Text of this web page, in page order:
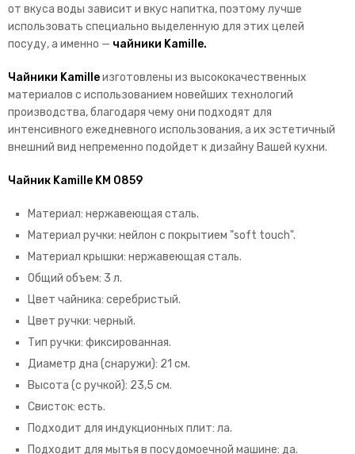
от вкуса воды зависит и вкус напитка, поэтому лучше
использовать специально выделенную для этих целей
посуду, а именно — чайники Kamille.
Чайники Kamilleизготовлены из высококачественных
материалов с использованием новейших технологий
производства, благодаря чему они подходят для
интенсивного ежедневного использования, а их эстетичный
внешний вид непременно подойдет к дизайну Вашей кухни.
Чайник Kamille KM 0859
Материал: нержавеющая сталь.
Материал ручки: нейлон с покрытием "soft touch".
Материал крышки: нержавеющая сталь.
Общий объем: 3 л.
Цвет чайника: серебристый.
Цвет ручки: черный.
Тип ручки: фиксированная.
Диаметр дна (снаружи): 21 см.
Высота (с ручкой): 23,5 см.
Свисток: есть.
Подходит для индукционных плит: ла.
Подходит для мытья в посудомоечной машине: да.